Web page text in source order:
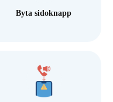
Byta sidoknapp